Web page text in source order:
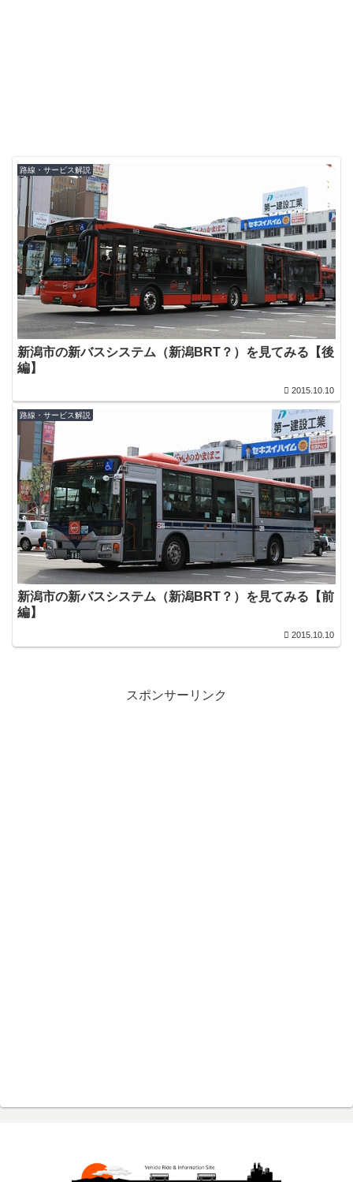
路線・サービス解説
新潟市の新バスシステム（新潟BRT？）を見てみる【後
編】
2015.10.10
路線・サービス解説
新潟市の新バスシステム（新潟BRT？）を見てみる【前
編】
2015.10.10
スポンサーリンク